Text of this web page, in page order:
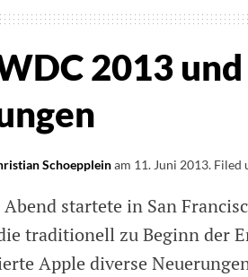
2013
Schoeppleinam 11. Juni 2013. Filed
startete in San
traditionell zu Beginn der
Apple diverse